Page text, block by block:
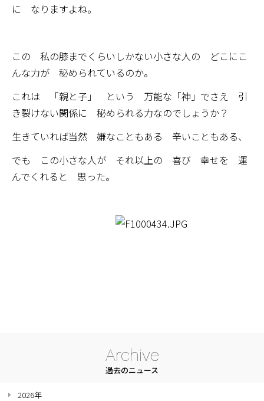
に なりますよね。
この 私の膝までくらいしかない小さな人の どこにこ
んな力が 秘められているのか。
これは 「親と子」 という 万能な「神」でさえ 引
き裂けない関係に 秘められる力なのでしょうか？
生きていれば当然 嫌なこともある 辛いこともある、
でも この小さな人が それ以上の 喜び 幸せを 運
んでくれると 思った。
Archive
過去のニュース
2026年